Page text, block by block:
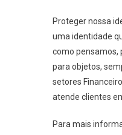
Proteger nossa
uma identidade
como pensamos,
para objetos,
setores
atende clientes
Para mais